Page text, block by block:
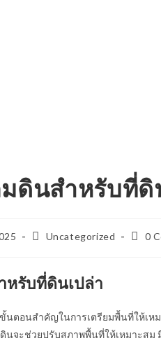
ดินสำหรับที่ดิ
PostUncategorized
Post
0
รับที่ดินเปล่า
นตอนสำคัญในการเตรียมพื้นที่ให้เห
นจะช่วยปรับสภาพพื้นที่ให้เหมาะส